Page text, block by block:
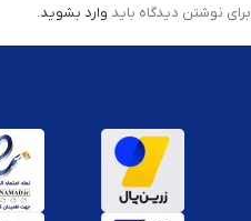
برای نوشتن دیدگاه باید وارد بشوید.